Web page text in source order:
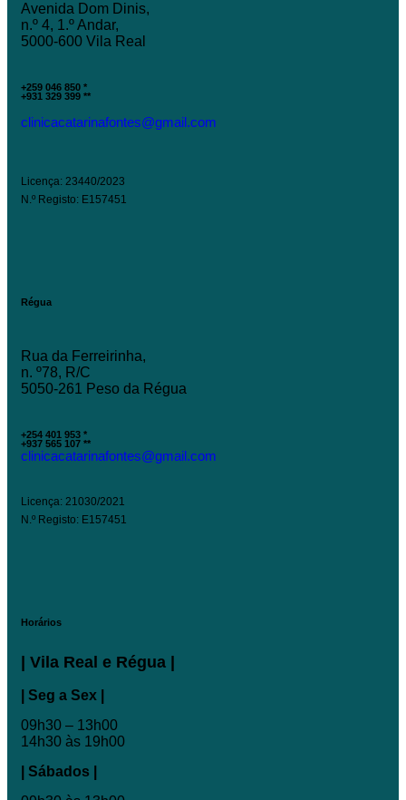
Avenida Dom Dinis,
n.º 4, 1.º Andar,
5000-600 Vila Real
+259 046 850 *
+931 329 399 **
clinicacatarinafontes@gmail.com
Licença: 23440/2023
N.º Registo: E157451
Régua
Rua da Ferreirinha,
n. º78, R/C
5050-261 Peso da Régua
+254 401 953 *
+937 565 107 **
clinicacatarinafontes@gmail.com
Licença: 21030/2021
N.º Registo: E157451
Horários
| Vila Real e Régua |
| Seg a Sex |
09h30 – 13h00
14h30 às 19h00
| Sábados |